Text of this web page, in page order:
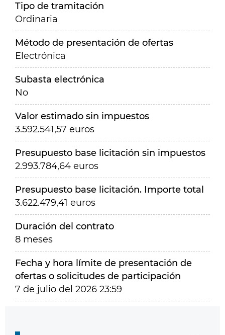
Tipo de tramitación
Ordinaria
Método de presentación de ofertas
Electrónica
Subasta electrónica
No
Valor estimado sin impuestos
3.592.541,57 euros
Presupuesto base licitación sin impuestos
2.993.784,64 euros
Presupuesto base licitación. Importe total
3.622.479,41 euros
Duración del contrato
8 meses
Fecha y hora límite de presentación de
ofertas o solicitudes de participación
7 de julio del 2026 23:59